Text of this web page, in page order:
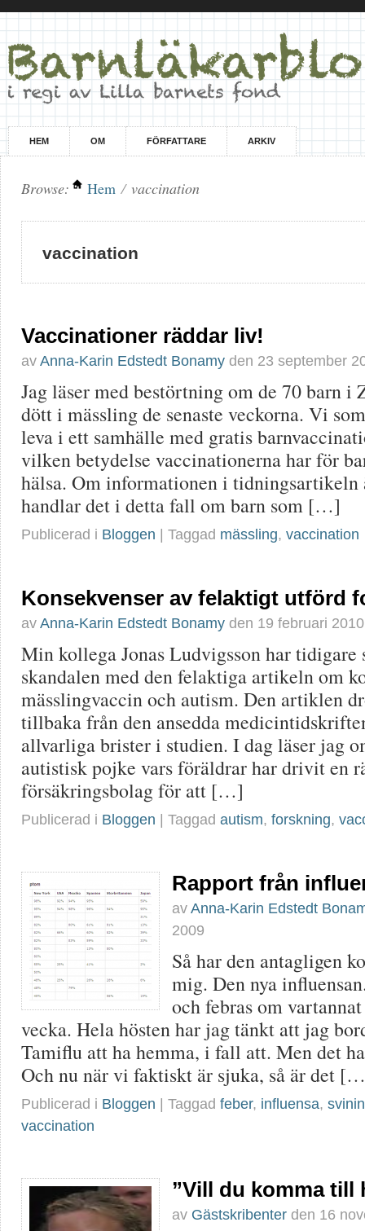
HEM OM FÖRFATTARE ARKIV
Browse: Hem / vaccination
vaccination
Vaccinationer räddar liv!
av Anna-Karin Edstedt Bonamy den 23 september
Jag läser med bestörtning om de 70 barn i
dött i mässling de senaste veckorna. Vi
leva i ett samhälle med gratis
vilken betydelse vaccinationerna har för
hälsa. Om informationen i tidningsartikeln
handlar det i detta fall om barn som […]
Publicerad i Bloggen | Taggad mässling, vaccination
Konsekvenser av felaktigt utförd
av Anna-Karin Edstedt Bonamy den 19 februari 2010
Min kollega Jonas Ludvigsson har
skandalen med den felaktiga artikeln om
mässlingvaccin och autism. Den artiklen
tillbaka från den ansedda
allvarliga brister i studien. I dag läser jag
autistisk pojke vars föräldrar har drivit en
försäkringsbolag för att […]
Publicerad i Bloggen | Taggad autism, forskning,
Rapport från
av Anna-Karin Edstedt
2009
Så har den antagligen
mig. Den nya
och febras om
vecka. Hela hösten har jag tänkt att jag
Tamiflu att ha hemma, i fall att. Men det
Och nu när vi faktiskt är sjuka, så är det
Publicerad i Bloggen | Taggad feber, influensa,
vaccination
”Vill du komma till
av Gästskribenter den 16